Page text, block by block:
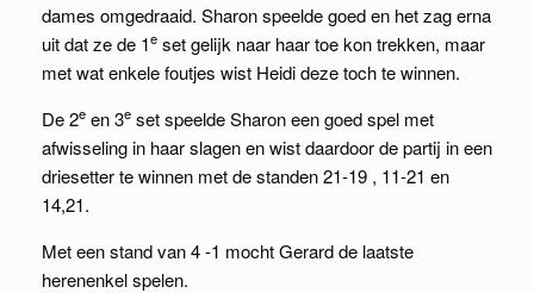
dames omgedraaid. Sharon speelde goed en het zag erna
uit dat ze de 1e set gelijk naar haar toe kon trekken, maar
met wat enkele foutjes wist Heidi deze toch te winnen.
De 2e en 3e set speelde Sharon een goed spel met
afwisseling in haar slagen en wist daardoor de partij in een
driesetter te winnen met de standen 21-19 , 11-21 en
14,21.
Met een stand van 4 -1 mocht Gerard de laatste
herenenkel spelen.